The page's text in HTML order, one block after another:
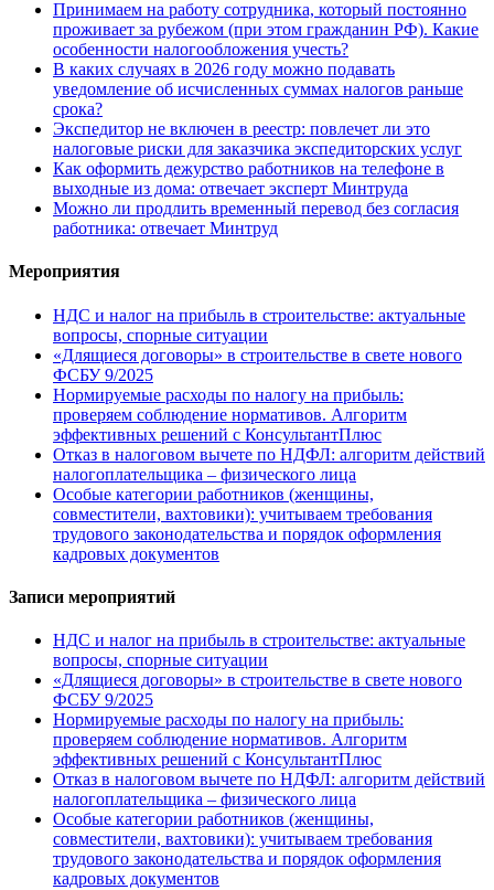
Принимаем на работу сотрудника, который постоянно
проживает за рубежом (при этом гражданин РФ). Какие
особенности налогообложения учесть?
В каких случаях в 2026 году можно подавать
уведомление об исчисленных суммах налогов раньше
срока?
Экспедитор не включен в реестр: повлечет ли это
налоговые риски для заказчика экспедиторских услуг
Как оформить дежурство работников на телефоне в
выходные из дома: отвечает эксперт Минтруда
Можно ли продлить временный перевод без согласия
работника: отвечает Минтруд
Мероприятия
НДС и налог на прибыль в строительстве: актуальные
вопросы, спорные ситуации
«Длящиеся договоры» в строительстве в свете нового
ФСБУ 9/2025
Нормируемые расходы по налогу на прибыль:
проверяем соблюдение нормативов. Алгоритм
эффективных решений с КонсультантПлюс
Отказ в налоговом вычете по НДФЛ: алгоритм действий
налогоплательщика – физического лица
Особые категории работников (женщины,
совместители, вахтовики): учитываем требования
трудового законодательства и порядок оформления
кадровых документов
Записи мероприятий
НДС и налог на прибыль в строительстве: актуальные
вопросы, спорные ситуации
«Длящиеся договоры» в строительстве в свете нового
ФСБУ 9/2025
Нормируемые расходы по налогу на прибыль:
проверяем соблюдение нормативов. Алгоритм
эффективных решений с КонсультантПлюс
Отказ в налоговом вычете по НДФЛ: алгоритм действий
налогоплательщика – физического лица
Особые категории работников (женщины,
совместители, вахтовики): учитываем требования
трудового законодательства и порядок оформления
кадровых документов